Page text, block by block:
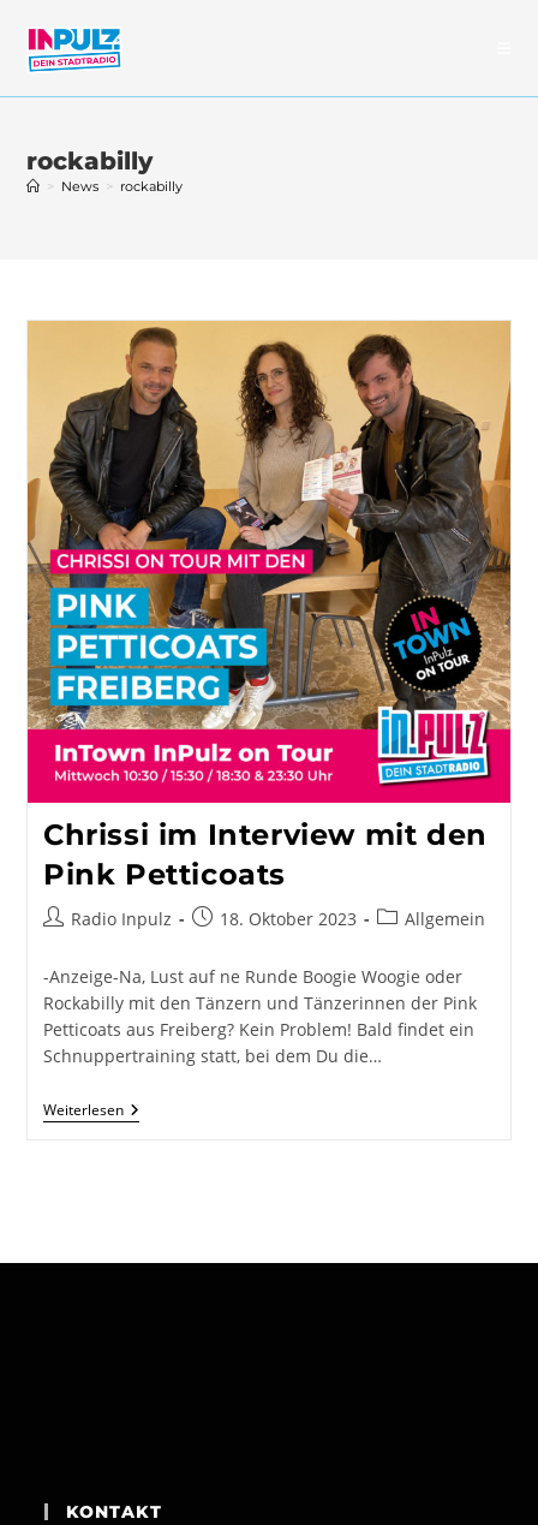
Inhalt
springen
rockabilly
> News > rockabilly
Chrissi im Interview mit den
Pink Petticoats
Beitrags-
Radio Inpulz
Beitrag18. Oktober 2023
Beitrags-
Allgemein
-Anzeige-Na, Lust auf ne Runde Boogie Woogie oder
Rockabilly mit den Tänzern und Tänzerinnen der Pink
Petticoats aus Freiberg? Kein Problem! Bald findet ein
Schnuppertraining statt, bei dem Du die…
WeiterlesenChrissi
Im
KONTAKT